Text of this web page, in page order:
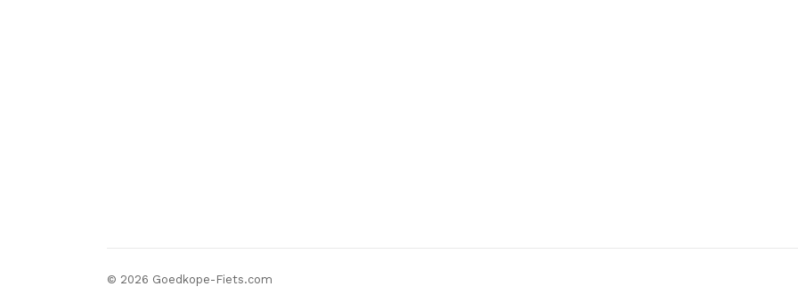
© 2026 Goedkope-Fiets.com